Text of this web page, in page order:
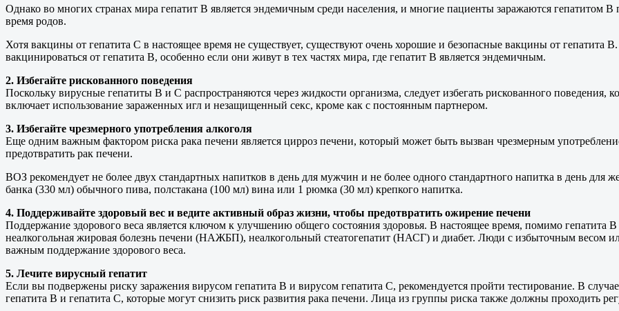
Однако во многих странах мира гепатит В является эндемичным среди населения, и многие пациенты заражаются гепатитом В
время родов.
Хотя вакцины от гепатита С в настоящее время не существует, существуют очень хорошие и безопасные вакцины от гепатита
вакцинироваться от гепатита В, особенно если они живут в тех частях мира, где гепатит В является эндемичным.
2. Избегайте рискованного поведения
Поскольку вирусные гепатиты В и С распространяются через жидкости организма, следует избегать рискованного поведения,
включает использование зараженных игл и незащищенный секс, кроме как с постоянным партнером.
3. Избегайте чрезмерного употребления алкоголя
Еще одним важным фактором риска рака печени является цирроз печени, который может быть вызван чрезмерным
предотвратить рак печени.
ВОЗ рекомендует не более двух стандартных напитков в день для мужчин и не более одного стандартного напитка в день для
банка (330 мл) обычного пива, полстакана (100 мл) вина или 1 рюмка (30 мл) крепкого напитка.
4. Поддерживайте здоровый вес и ведите активный образ жизни, чтобы предотвратить ожирение печени
Поддержание здорового веса является ключом к улучшению общего состояния здоровья. В настоящее время, помимо
неалкогольная жировая болезнь печени (НАЖБП), неалкогольный стеатогепатит (НАСГ) и диабет. Люди с избыточным весом
важным поддержание здорового веса.
5. Лечите вирусный гепатит
Если вы подвержены риску заражения вирусом гепатита В и вирусом гепатита С, рекомендуется пройти тестирование. В
гепатита В и гепатита С, которые могут снизить риск развития рака печени. Лица из группы риска также должны проходить